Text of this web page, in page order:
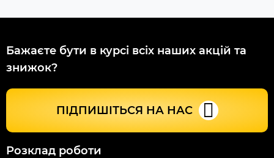
Бажаєте бути в курсі всіх наших акцій та
знижок?
ПІДПИШІТЬСЯ НА НАС
Розклад роботи